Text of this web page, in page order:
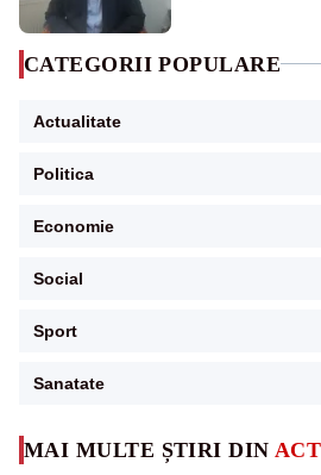
MAI MULTE ȘTIRI DIN
CATEGORII POPULARE
Actualitate
Politica
Economie
Social
Sport
Sanatate